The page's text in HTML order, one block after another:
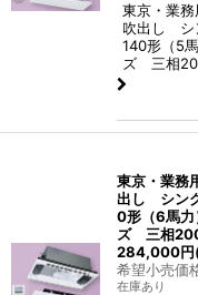
東京・業
吹出し シ
140形（5
ズ 三相
東京・業
出し シン
0形（6馬
ズ 三相
284,000円
希望小売価
在庫あり